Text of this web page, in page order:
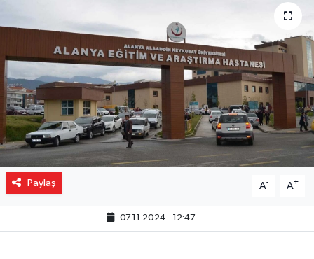
Paylaş A- A+
07.11.2024 - 12:47
Güncel
Gündem
Politika
Spor
Turizm